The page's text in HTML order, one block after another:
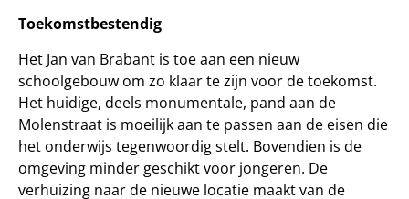
Toekomstbestendig
Het Jan van Brabant is toe aan een nieuw
schoolgebouw om zo klaar te zijn voor de toekomst.
Het huidige, deels monumentale, pand aan de
Molenstraat is moeilijk aan te passen aan de eisen die
het onderwijs tegenwoordig stelt. Bovendien is de
omgeving minder geschikt voor jongeren. De
verhuizing naar de nieuwe locatie maakt van de